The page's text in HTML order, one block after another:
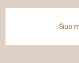
Šiuo